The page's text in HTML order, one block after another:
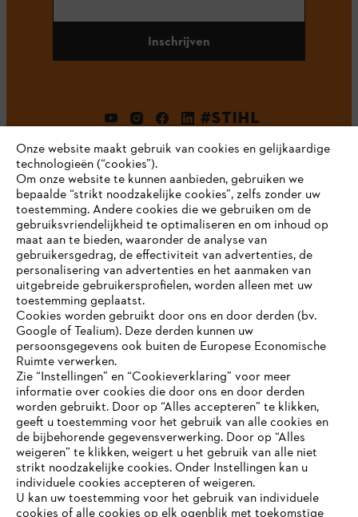
Inschrijven
#STIHL
Bedrijf
STIHL FAQ
Contact
Gegevensbescherming Impressum
JE BROWSER WORDT NIET
ONDERSTEUND
Je gebruikt een browser die we nog niet ondersteunen. Om
onze website optimaal te kunnen gebruiken, raden we aan dat
je overschakelt op één van de volgende browsers:
Onze website maakt gebruik van cookies en gelijkaardige
technologieën (“cookies”).
Om onze website te kunnen aanbieden, gebruiken we
bepaalde “strikt noodzakelijke cookies”, zelfs zonder uw
toestemming. Andere cookies die we gebruiken om de
gebruiksvriendelijkheid te optimaliseren en om inhoud op
maat aan te bieden, waaronder de analyse van
gebruikersgedrag, de effectiviteit van advertenties, de
personalisering van advertenties en het aanmaken van
uitgebreide gebruikersprofielen, worden alleen met uw
toestemming geplaatst.
Cookies worden gebruikt door ons en door derden (bv.
Google of Tealium). Deze derden kunnen uw
persoonsgegevens ook buiten de Europese Economische
Ruimte verwerken.
Zie “Instellingen” en “Cookieverklaring” voor meer
informatie over cookies die door ons en door derden
worden gebruikt. Door op “Alles accepteren” te klikken,
geeft u toestemming voor het gebruik van alle cookies en
de bijbehorende gegevensverwerking. Door op “Alles
weigeren” te klikken, weigert u het gebruik van alle niet
strikt noodzakelijke cookies. Onder Instellingen kan u
individuele cookies accepteren of weigeren.
U kan uw toestemming voor het gebruik van individuele